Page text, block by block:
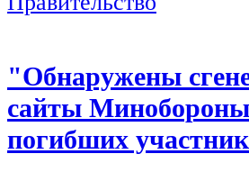
"Обнаружены
сайты
погибших